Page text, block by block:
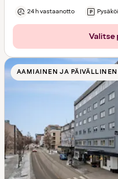
24 h vastaanotto
Valitse
AAMIAINEN JA PÄIVÄLLINEN